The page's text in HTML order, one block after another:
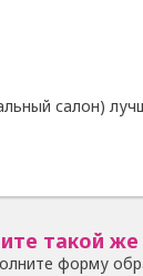
салон)
такой
форму